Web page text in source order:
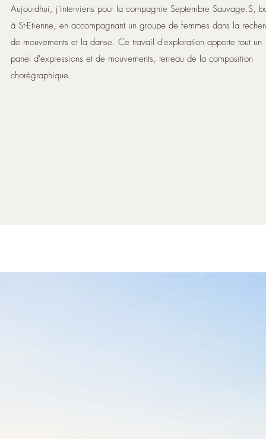
Aujourdhui, j'interviens pour la compagnie Septembre Sauvage.S,
à St-Etienne, en accompagnant un groupe de femmes dans la
de mouvements et la danse. Ce travail d'exploration apporte tout un
panel d'expressions et de mouvements, terreau de la composition
chorégraphique.